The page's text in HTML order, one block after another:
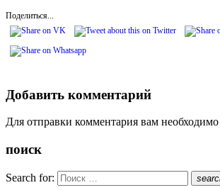
Поделиться...
Добавить комментарий
Для отправки комментария вам необходимо
поиск
Search for: